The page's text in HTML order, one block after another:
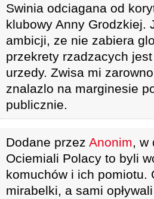
Swinia odciagana od
klubowy Anny Grodzkiej.
ambicji, ze nie zabiera
przekrety rzadzacych
urzedy. Zwisa mi
znalazlo na marginesie
publicznie.
Dodane przez Anonim, w
Ociemiali Polacy to byli
komuchów i ich pomiotu.
mirabelki, a sami